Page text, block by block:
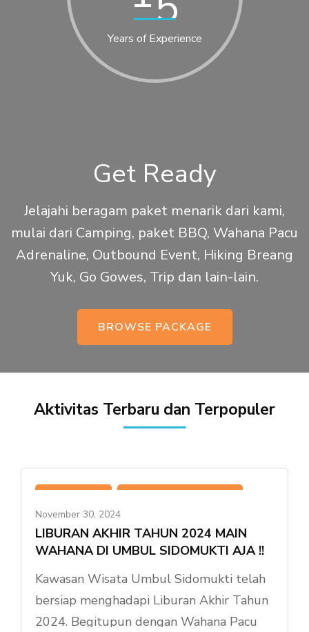
Years of Experience
Get Ready
Jelajahi beragam paket menarik dari kami,
mulai dari Camping, paket BBQ, Wahana Pacu
Adrenaline, Outbound Event, Hiking Breang
Yuk, Go Gowes, Trip dan lain-lain.
BROWSE PACKAGE
Aktivitas Terbaru dan Terpopuler
,
WAHANA
November 30, 2024
LIBURAN AKHIR TAHUN 2024 MAIN
WAHANA DI UMBUL SIDOMUKTI AJA !!
Kawasan Wisata Umbul Sidomukti telah
bersiap menghadapi Liburan Akhir Tahun
2024. Begitupun dengan Wahana Pacu